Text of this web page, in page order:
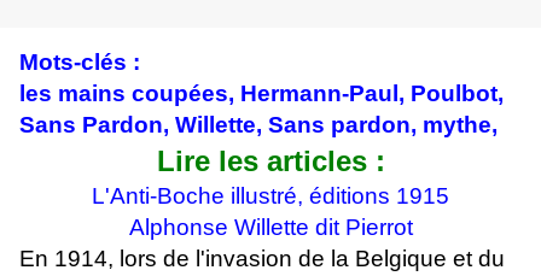
Mots-clés :
les mains coupées, Hermann-Paul, Poulbot,
Sans Pardon, Willette, Sans pardon, mythe,
Lire les articles :
L'Anti-Boche illustré, éditions 1915
Alphonse Willette dit Pierrot
En 1914, lors de l'invasion de la Belgique et du